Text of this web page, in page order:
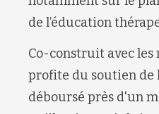
de l’éducation
Co-construit avec les
profite du soutien de
déboursé près d'un